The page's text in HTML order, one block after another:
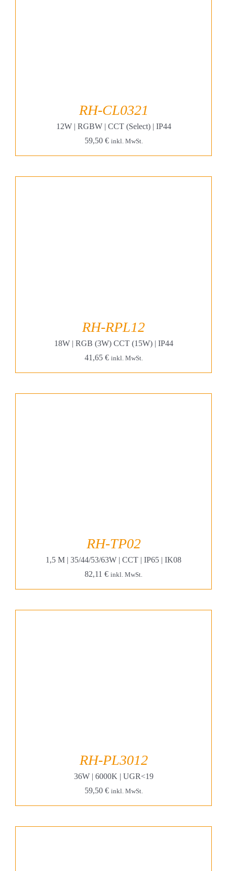
RH-CL0321
12W | RGBW | CCT (Select) | IP44
59,50 € inkl. MwSt.
RH-RPL12
18W | RGB (3W) CCT (15W) | IP44
41,65 € inkl. MwSt.
RH-TP02
1,5 M | 35/44/53/63W | CCT | IP65 | IK08
82,11 € inkl. MwSt.
RH-PL3012
36W | 6000K | UGR<19
59,50 € inkl. MwSt.